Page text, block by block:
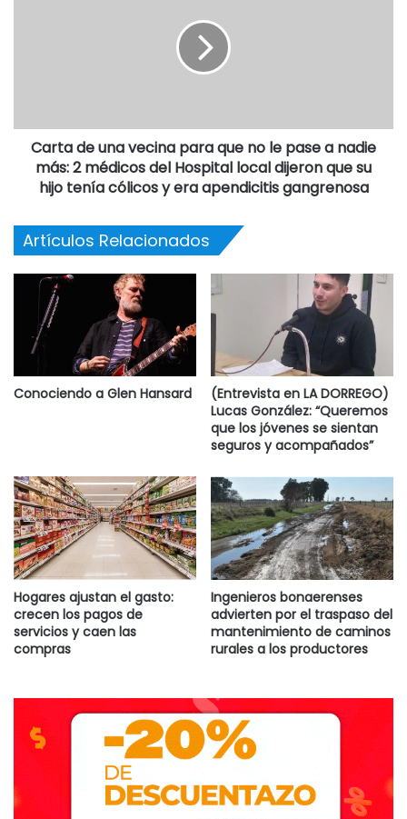
Carta de una vecina para que no le pase a nadie
más: 2 médicos del Hospital local dijeron que su
hijo tenía cólicos y era apendicitis gangrenosa
Artículos Relacionados
Conociendo a Glen Hansard
(Entrevista en LA DORREGO)
Lucas González: “Queremos
que los jóvenes se sientan
seguros y acompañados”
Hogares ajustan el gasto:
crecen los pagos de
servicios y caen las
compras
Ingenieros bonaerenses
advierten por el traspaso del
mantenimiento de caminos
rurales a los productores